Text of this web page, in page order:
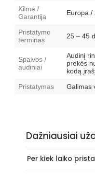
Kilmė /
Garantija
Europa /
Pristatymo
terminas
25 – 45
Spalvos /
audiniai
Audinį
prekės
kodą
Pristatymas
Galimas
Dažniausiai
Per kiek laiko